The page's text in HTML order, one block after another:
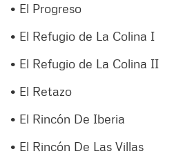
• El Progreso
• El Refugio de La Colina I
• El Refugio de La Colina II
• El Retazo
• El Rincón De Iberia
• El Rincón De Las Villas